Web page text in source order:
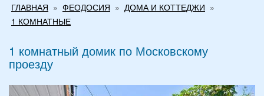
здесь
ГЛАВНАЯ » ФЕОДОСИЯ » ДОМА И КОТТЕДЖИ »
1 КОМНАТНЫЕ
1 комнатный домик по Московскому
проезду